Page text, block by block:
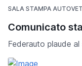
SALA STAMPA
Comunicato
Federauto plaude